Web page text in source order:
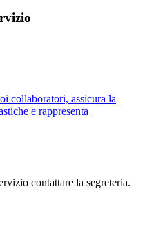
collaboratori, assicura la
e rappresenta
contattare la segreteria.